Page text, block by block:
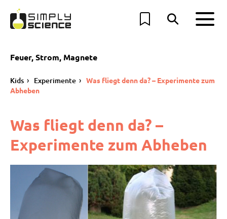
Feuer, Strom, Magnete
Kids Experimente
Was fliegt denn da? – Experimente zum
Abheben
Was fliegt denn da? –
Experimente zum Abheben